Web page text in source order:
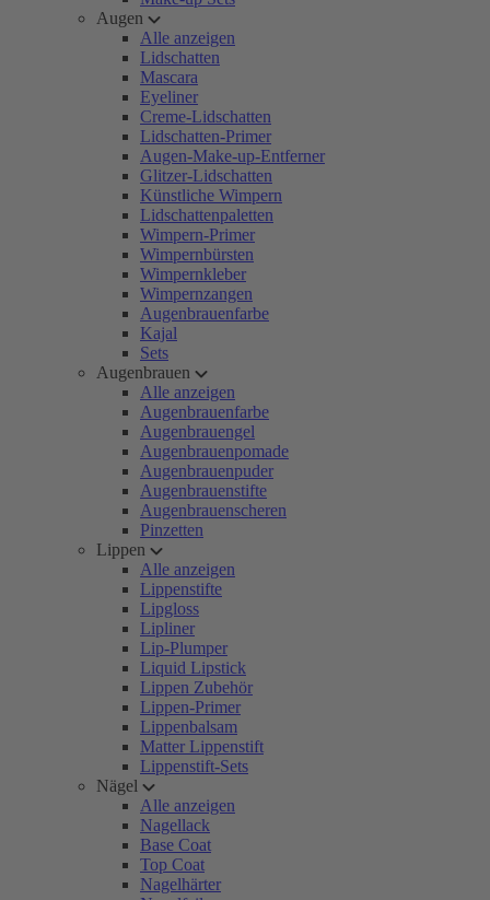
Augen
Alle anzeigen
Lidschatten
Mascara
Eyeliner
Creme-Lidschatten
Lidschatten-Primer
Augen-Make-up-Entferner
Glitzer-Lidschatten
Künstliche Wimpern
Lidschattenpaletten
Wimpern-Primer
Wimpernbürsten
Wimpernkleber
Wimpernzangen
Augenbrauenfarbe
Kajal
Sets
Augenbrauen
Alle anzeigen
Augenbrauenfarbe
Augenbrauengel
Augenbrauenpomade
Augenbrauenpuder
Augenbrauenstifte
Augenbrauenscheren
Pinzetten
Lippen
Alle anzeigen
Lippenstifte
Lipgloss
Lipliner
Lip-Plumper
Liquid Lipstick
Lippen Zubehör
Lippen-Primer
Lippenbalsam
Matter Lippenstift
Lippenstift-Sets
Nägel
Alle anzeigen
Nagellack
Base Coat
Top Coat
Nagelhärter